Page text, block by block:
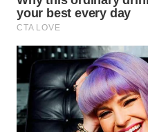
SERDANG
WN
TEBING
TINGGI
WN
PAKPAK